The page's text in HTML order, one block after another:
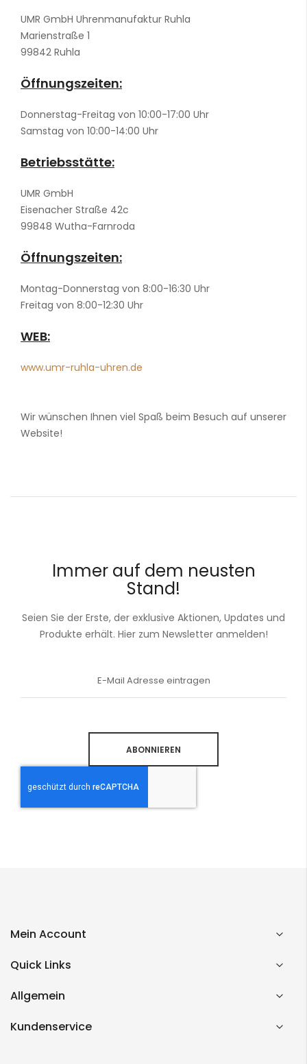
UMR GmbH Uhrenmanufaktur Ruhla
Marienstraße 1
99842 Ruhla
Öffnungszeiten:
Donnerstag-Freitag von 10:00-17:00 Uhr
Samstag von 10:00-14:00 Uhr
Betriebsstätte:
UMR GmbH
Eisenacher Straße 42c
99848 Wutha-Farnroda
Öffnungszeiten:
Montag-Donnerstag von 8:00-16:30 Uhr
Freitag von 8:00-12:30 Uhr
WEB:
www.umr-ruhla-uhren.de
Wir wünschen Ihnen viel Spaß beim Besuch auf unserer
Website!
Immer auf dem neusten
Stand!
Seien Sie der Erste, der exklusive Aktionen, Updates und
Produkte erhält. Hier zum Newsletter anmelden!
ABONNIEREN
Mein Account
Quick Links
Allgemein
Kundenservice